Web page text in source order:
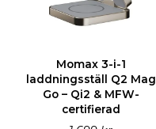
Momax 3-i-1
laddningsställ Q2 Mag
Go – Qi2 & MFW-
certifierad